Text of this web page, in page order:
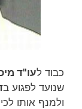
כבוד לעו"ד
שנועד לפגוע ב
ולמנף אותו